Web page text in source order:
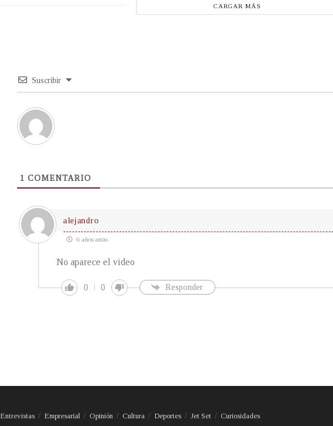
CARGAR MÁS
Suscribir
1 COMENTARIO
alejandro
6 años atrás
No aparece el video
0 0 Responder
Entrevistas Empresarial Opinión Cultura Deportes Jet Set Curiosidades